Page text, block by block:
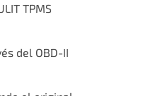
TPMS
del OBD-II